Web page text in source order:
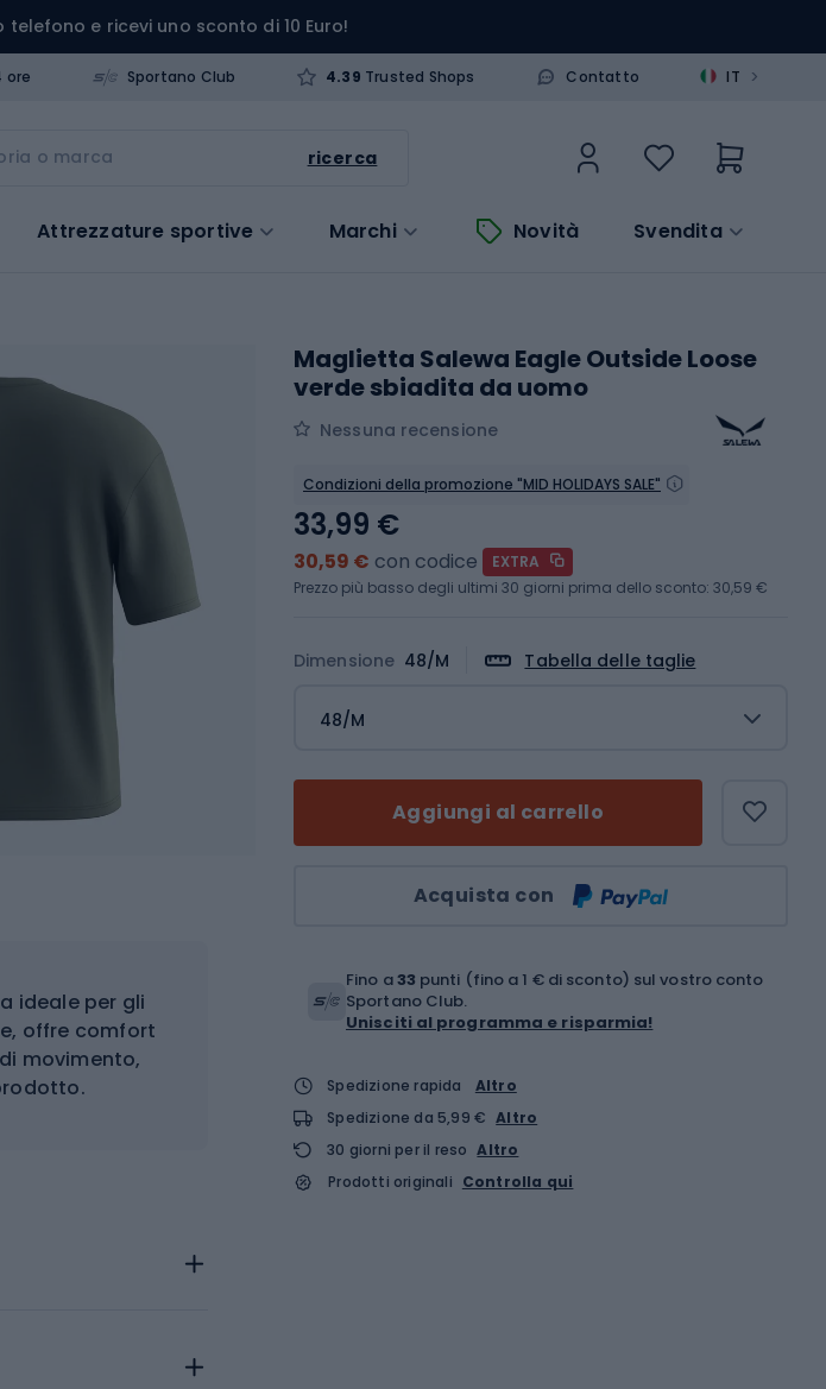
e ricevi uno sconto di 10 Euro!
ore Sportano Club 4.39 Trusted Shops Contatto IT >
ricerca
Attrezzature sportive Marchi Novità Svendita
ideale per gli
offre comfort
movimento,
Maglietta Salewa Eagle Outside Loose
verde sbiadita da uomo
Nessuna recensione
Condizioni della promozione "MID HOLIDAYS SALE"
Dimensione 48/M Tabella delle taglie
48/M
Aggiungi al carrello
Acquista con
33,99 €
30,59 € con codice
EXTRA
Prezzo più basso degli ultimi 30 giorni prima dello sconto: 30,59 €
Fino a33 punti (fino a 1 € di sconto) sul vostro conto
Sportano Club.
Unisciti al programma e risparmia!
Spedizione rapida
Altro
Spedizione da 5,99 € Altro
30 giorni per il reso Altro
Prodotti originali Controlla qui